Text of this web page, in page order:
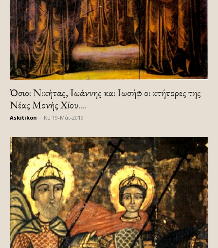
Όσιοι Νικήτας, Ιωάννης και Ιωσήφ οι κτήτορες της
Νέας Μονής Χίου....
Askitikon Κυ 19-Μάι-2019